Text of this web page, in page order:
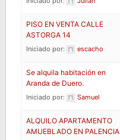
PISO EN VENTA CALLE
ASTORGA 14
Iniciado por: escacho
Se alquila habitación en
Aranda de Duero.
Iniciado por: Samuel
ALQUILO APARTAMENTO
AMUEBLADO EN PALENCIA